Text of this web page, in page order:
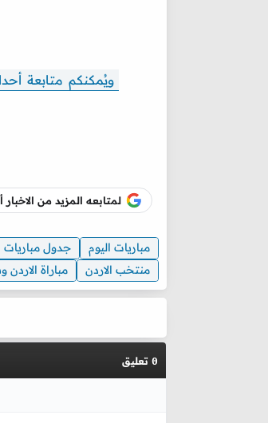
ويُمكنكم متابعة
لمتابعه المزيد من
مباريات اليوم جدول مباريات
منتخب الاردن
مباراة
0 تعليق